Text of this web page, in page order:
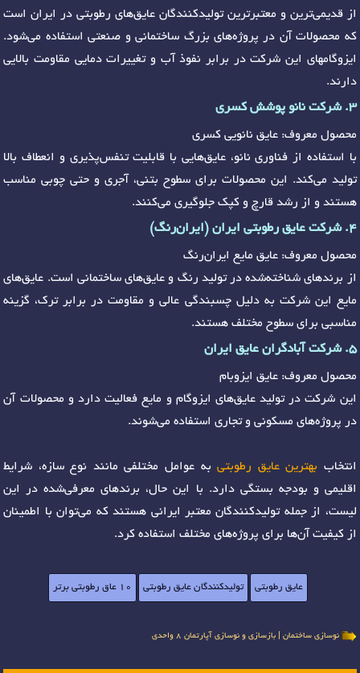
از قدیمی‌ترین و معتبرترین تولیدکنندگان عایق‌های رطوبتی در ایران است
که محصولات آن در پروژه‌های بزرگ ساختمانی و صنعتی استفاده می‌شود.
ایزوگامهای این شرکت در برابر نفوذ آب و تغییرات دمایی مقاومت بالایی
دارند.
3. شرکت نانو پوشش کسری
محصول معروف: عایق نانویی کسری
با استفاده از فناوری نانو، عایق‌هایی با قابلیت تنفس‌پذیری و انعطاف بالا
تولید می‌کند. این محصولات برای سطوح بتنی، آجری و حتی چوبی مناسب
هستند و از رشد قارچ و کپک جلوگیری می‌کنند.
4. شرکت عایق رطوبتی ایران (ایران‌رنگ)
محصول معروف: عایق مایع ایران‌رنگ
از برندهای شناخته‌شده در تولید رنگ و عایق‌های ساختمانی است. عایق‌های
مایع این شرکت به دلیل چسبندگی عالی و مقاومت در برابر ترک، گزینه
مناسبی برای سطوح مختلف هستند.
5. شرکت آبادگران عایق ایران
محصول معروف: عایق ایزوبام
این شرکت در تولید عایق‌های ایزوگام و مایع فعالیت دارد و محصولات آن
در پروژه‌های مسکونی و تجاری استفاده می‌شوند.
انتخاب بهترین عایق رطوبتیبه عوامل مختلفی مانند نوع سازه، شرایط
اقلیمی و بودجه بستگی دارد. با این حال، برندهای معرفی‌شده در این
لیست، از جمله تولیدکنندگان معتبر ایرانی هستند که می‌توان با اطمینان
از کیفیت آن‌ها برای پروژه‌های مختلف استفاده کرد.
عایق رطوبتی تولیدکنندگان عایق رطوبتی 10 عاق رطوبتی برتر
نوسازی ساختمان | بازسازی و نوسازی آپارتمان 8 واحدی